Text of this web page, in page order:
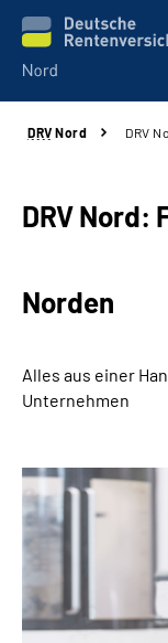
Aktuelles
Services
Karriere
Online-Services
Inhalte in
Leichte
DRV Nord DRV
DRV Nord:
Norden
Alles aus einer
Unternehmen